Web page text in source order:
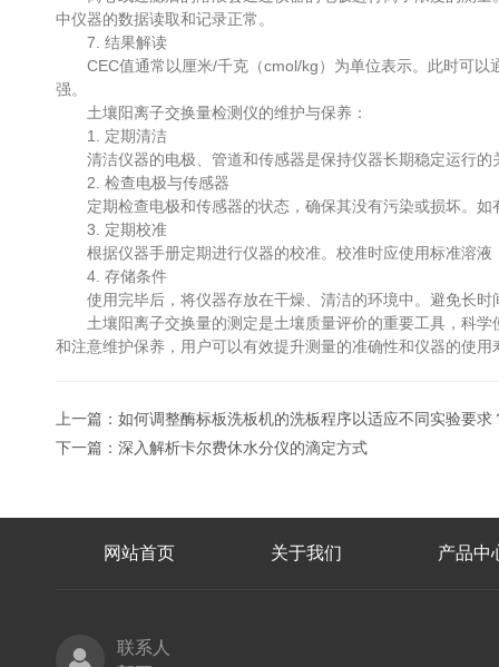
中仪器的数据读取和记录正常。
7. 结果解读
CEC值通常以厘米/千克（cmol/kg）为单位表示。此时可以
强。
土壤阳离子交换量检测仪的维护与保养：
1. 定期清洁
清洁仪器的电极、管道和传感器是保持仪器长期稳定运行的
2. 检查电极与传感器
定期检查电极和传感器的状态，确保其没有污染或损坏。如
3. 定期校准
根据仪器手册定期进行仪器的校准。校准时应使用标准溶液
4. 存储条件
使用完毕后，将仪器存放在干燥、清洁的环境中。避免长时
土壤阳离子交换量的测定是土壤质量评价的重要工具，科学
和注意维护保养，用户可以有效提升测量的准确性和仪器的使
上一篇： 如何调整酶标板洗板机的洗板程序以适应不同实验要求
下一篇： 深入解析卡尔费休水分仪的滴定方式
网站首页 关于我们 产品中
联系人